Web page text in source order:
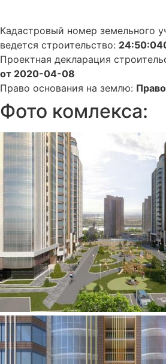
Кадастровый номер земельного
ведется строительство:
Проектная декларация
от 2020-04-08
Право основания на землю:
Фото комлекса: